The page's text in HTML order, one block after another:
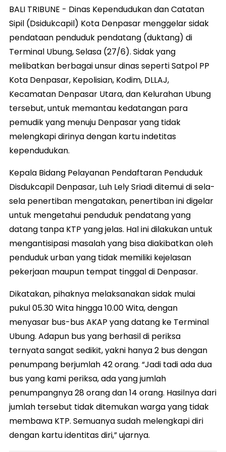
BALI TRIBUNE - Dinas Kependudukan dan Catatan
Sipil (Dsidukcapil) Kota Denpasar menggelar sidak
pendataan penduduk pendatang (duktang) di
Terminal Ubung, Selasa (27/6). Sidak yang
melibatkan berbagai unsur dinas seperti Satpol PP
Kota Denpasar, Kepolisian, Kodim, DLLAJ,
Kecamatan Denpasar Utara, dan Kelurahan Ubung
tersebut, untuk memantau kedatangan para
pemudik yang menuju Denpasar yang tidak
melengkapi dirinya dengan kartu indetitas
kependudukan.
Kepala Bidang Pelayanan Pendaftaran Penduduk
Disdukcapil Denpasar, Luh Lely Sriadi ditemui di sela-
sela penertiban mengatakan, penertiban ini digelar
untuk mengetahui penduduk pendatang yang
datang tanpa KTP yang jelas. Hal ini dilakukan untuk
mengantisipasi masalah yang bisa diakibatkan oleh
penduduk urban yang tidak memiliki kejelasan
pekerjaan maupun tempat tinggal di Denpasar.
Dikatakan, pihaknya melaksanakan sidak mulai
pukul 05.30 Wita hingga 10.00 Wita, dengan
menyasar bus-bus AKAP yang datang ke Terminal
Ubung. Adapun bus yang berhasil di periksa
ternyata sangat sedikit, yakni hanya 2 bus dengan
penumpang berjumlah 42 orang. “Jadi tadi ada dua
bus yang kami periksa, ada yang jumlah
penumpangnya 28 orang dan 14 orang. Hasilnya dari
jumlah tersebut tidak ditemukan warga yang tidak
membawa KTP. Semuanya sudah melengkapi diri
dengan kartu identitas diri,” ujarnya.